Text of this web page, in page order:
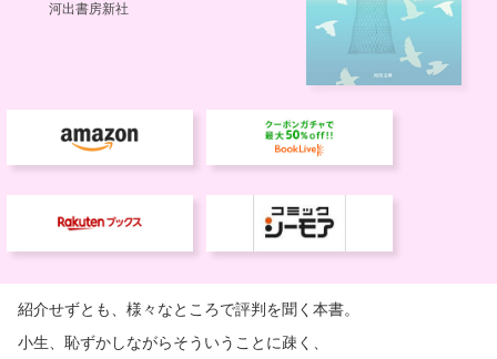
紹介せずとも、様々なところで評判を聞く本書。
小生、恥ずかしながらそういうことに疎く、